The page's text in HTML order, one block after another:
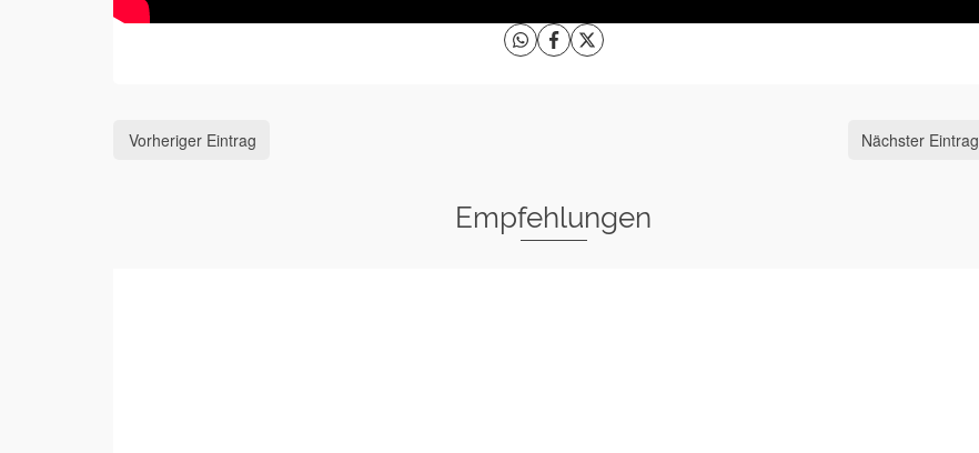
Vorheriger Eintrag Nächster Eintrag
Empfehlungen